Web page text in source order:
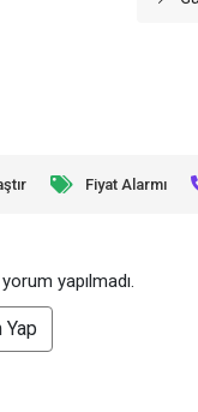
Fiyat Alarmı
yapılmadı.
Yap